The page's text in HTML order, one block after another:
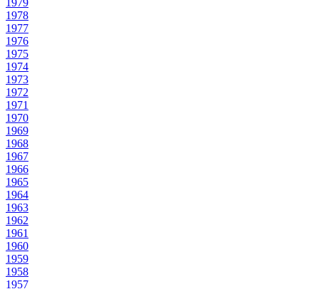
1979
1978
1977
1976
1975
1974
1973
1972
1971
1970
1969
1968
1967
1966
1965
1964
1963
1962
1961
1960
1959
1958
1957